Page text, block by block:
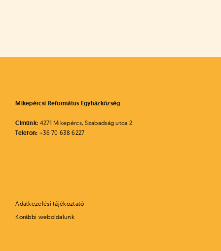
Mikepércsi Református Egyházközség
Címünk: 4271 Mikepércs, Szabadság utca 2.
Telefon: +36 70 638 6227
Adatkezelési tájékoztató
Korábbi weboldalunk